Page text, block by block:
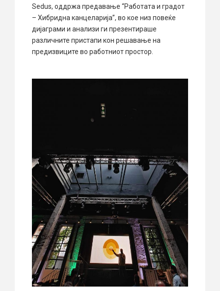
Sedus, оддржа предавање “Работата и градот
– Хибридна канцеларија”, во кое низ повеќе
дијаграми и анализи ги презентираше
различните пристапи кон решавање на
предизвиците во работниот простор.